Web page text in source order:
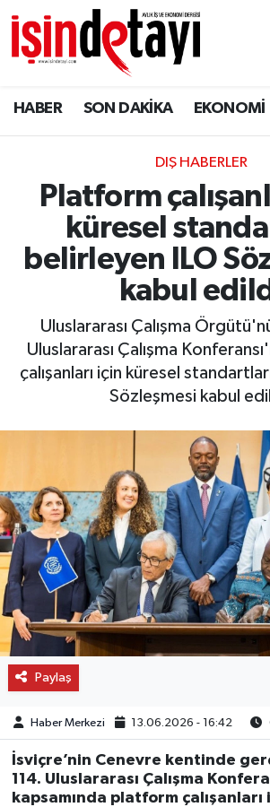
HABER SON DAKİKA EKONOMİ
DIŞ HABERLER
Platform
küresel
belirleyen ILO
kabul
Uluslararası Çalışma
Uluslararası Çalışma
çalışanları için küresel
Sözleşmesi kabul
Paylaş
Haber Merkezi 13.06.2026 - 16:42
İsviçre’nin Cenevre kentinde
114. Uluslararası Çalışma
kapsamında platform çalışanları
DÜNYA
Eğitim
ENERJİ HABERİ
GAYRİMENKUL
LOJİSTİK
MAGAZİN
OTO DETAY
SON DAKİKA
SPOR
FİNANS
Nöbetçi Eczaneler
Hava Durumu
İstanbul Namaz Vakitleri
Trafik Durumu
Süper Lig Puan Durumu ve
Tüm Manşetler
Son Dakika Haberleri
Haber Arşivi